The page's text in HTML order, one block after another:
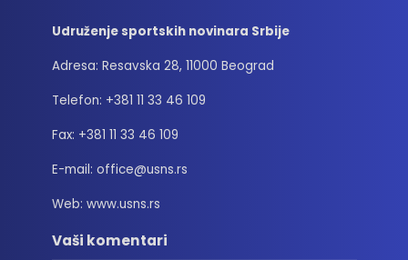
Udruženje sportskih novinara Srbije
Adresa: Resavska 28, 11000 Beograd
Telefon: +381 11 33 46 109
Fax: +381 11 33 46 109
E-mail: office@usns.rs
Web: www.usns.rs
Vaši komentari